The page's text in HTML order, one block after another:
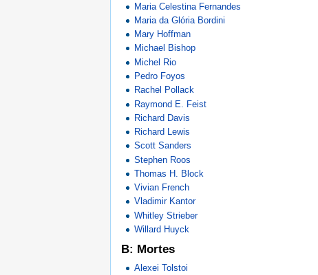
Maria Celestina Fernandes
Maria da Glória Bordini
Mary Hoffman
Michael Bishop
Michel Rio
Pedro Foyos
Rachel Pollack
Raymond E. Feist
Richard Davis
Richard Lewis
Scott Sanders
Stephen Roos
Thomas H. Block
Vivian French
Vladimir Kantor
Whitley Strieber
Willard Huyck
B: Mortes
Alexei Tolstoi